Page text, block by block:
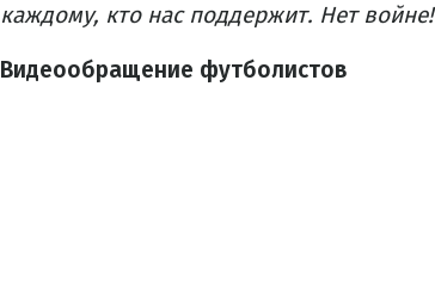
каждому, кто нас поддержит. Нет
Видеообращение футболистов